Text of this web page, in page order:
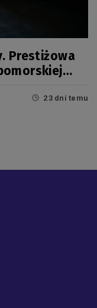
Prestiżowa
23 dni temu